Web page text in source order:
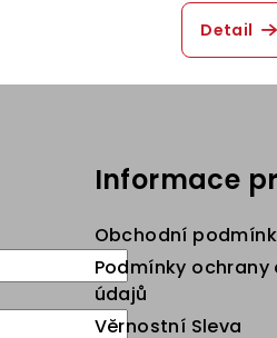
Detail
Informace
Obchodní
Podmínky ochrany
údajů
Věrnostní Sleva